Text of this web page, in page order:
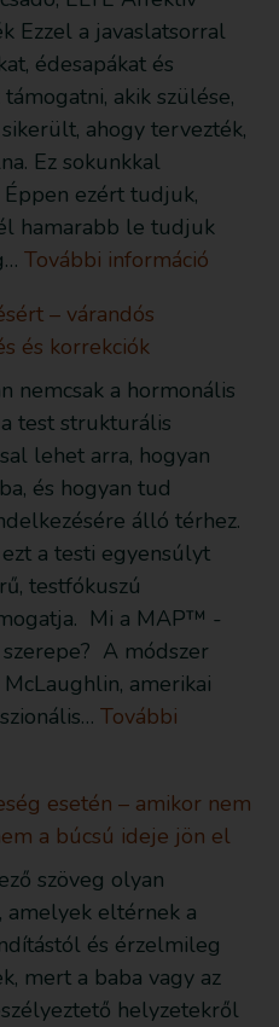
Ezzel a javaslatsorral
édesapákat és
akik szülése,
ahogy tervezték,
Ez sokunkkal
ezért tudjuk,
hamarabb le tudjuk
További információ
– várandós
és korrekciók
nemcsak a hormonális
test strukturális
lehet arra, hogyan
és hogyan tud
álló térhez.
a testi egyensúlyt
testfókuszú
Mi a MAP™ -
A módszer
amerikai
További
esetén – amikor nem
a búcsú ideje jön el
szöveg olyan
amelyek eltérnek a
és érzelmileg
mert a baba vagy az
helyzetekről